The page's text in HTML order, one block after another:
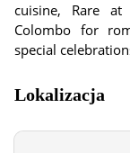
cuisine, Rare
Colombo for
special
Lokalizacja